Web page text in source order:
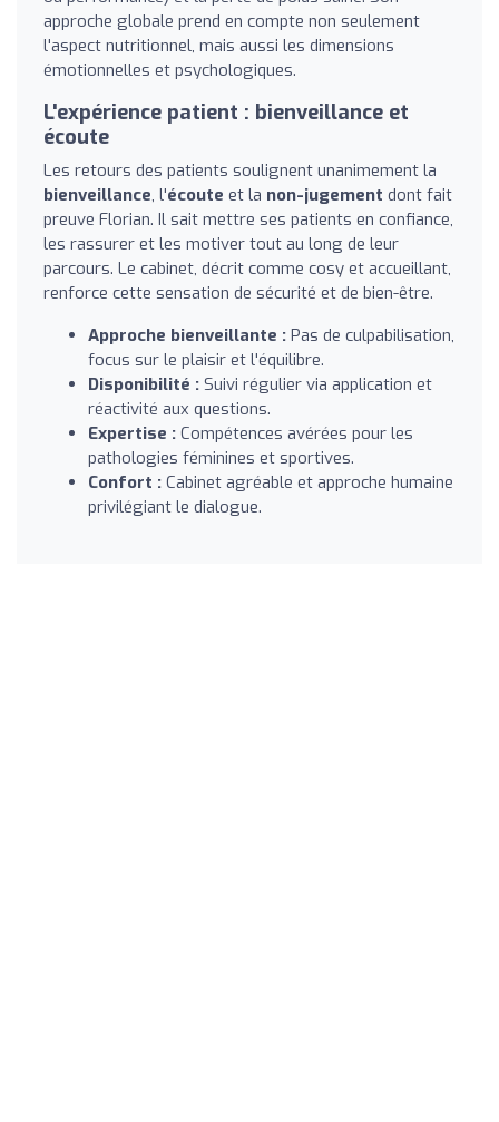
approche globale prend en compte non seulement
l'aspect nutritionnel, mais aussi les dimensions
émotionnelles et psychologiques.
L'expérience patient : bienveillance et
écoute
Les retours des patients soulignent unanimement la
bienveillance, l'écoute et la non-jugement dont fait
preuve Florian. Il sait mettre ses patients en confiance,
les rassurer et les motiver tout au long de leur
parcours. Le cabinet, décrit comme cosy et accueillant,
renforce cette sensation de sécurité et de bien-être.
Approche bienveillante : Pas de culpabilisation,
focus sur le plaisir et l'équilibre.
Disponibilité : Suivi régulier via application et
réactivité aux questions.
Expertise : Compétences avérées pour les
pathologies féminines et sportives.
Confort : Cabinet agréable et approche humaine
privilégiant le dialogue.